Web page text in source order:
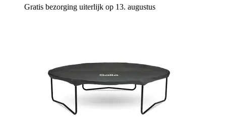
Gratis bezorging uiterlijk op 13. augustus